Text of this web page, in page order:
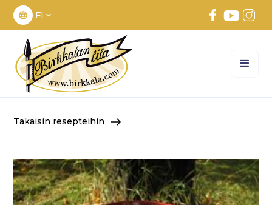
FI
Takaisin resepteihin